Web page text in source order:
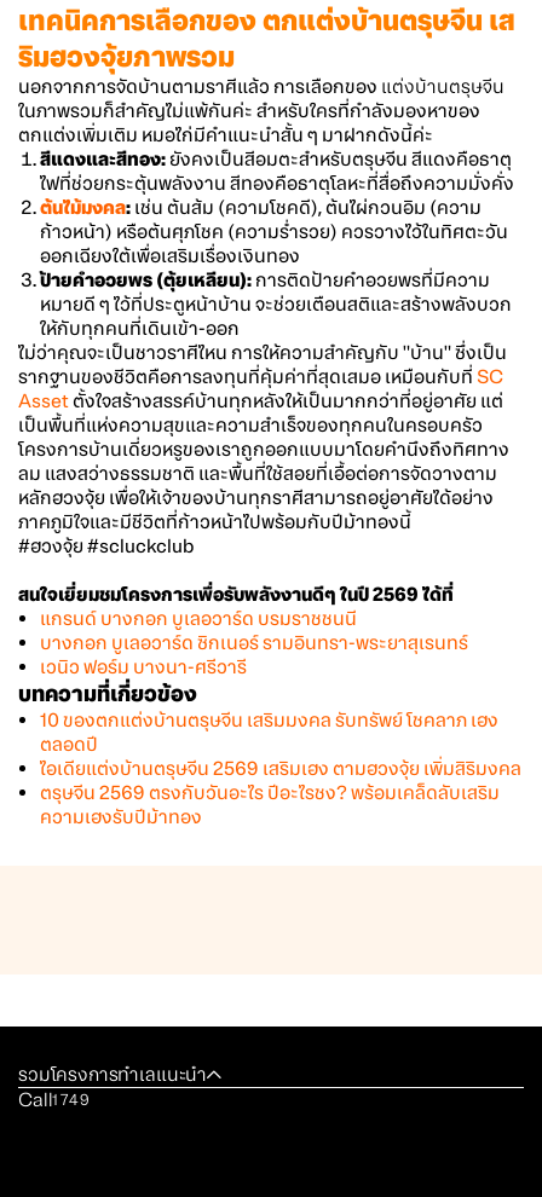
เทคนิคการเลือกของ ตกแต่งบ้านตรุษจีน เส
ริมฮวงจุ้ยภาพรวม
นอกจากการจัดบ้านตามราศีแล้ว การเลือกของ แต่งบ้านตรุษจีน
ในภาพรวมก็สำคัญไม่แพ้กันค่ะ สำหรับใครที่กำลังมองหาของ
ตกแต่งเพิ่มเติม หมอไก่มีคำแนะนำสั้น ๆ มาฝากดังนี้ค่ะ
สีแดงและสีทอง: ยังคงเป็นสีอมตะสำหรับตรุษจีน สีแดงคือธาตุ
ไฟที่ช่วยกระตุ้นพลังงาน สีทองคือธาตุโลหะที่สื่อถึงความมั่งคั่ง
ต้นไม้มงคล: เช่น ต้นส้ม (ความโชคดี), ต้นไผ่กวนอิม (ความ
ก้าวหน้า) หรือต้นศุภโชค (ความร่ำรวย) ควรวางไว้ในทิศตะวัน
ออกเฉียงใต้เพื่อเสริมเรื่องเงินทอง
ป้ายคำอวยพร (ตุ้ยเหลียน):การติดป้ายคำอวยพรที่มีความ
หมายดี ๆ ไว้ที่ประตูหน้าบ้าน จะช่วยเตือนสติและสร้างพลังบวก
ให้กับทุกคนที่เดินเข้า-ออก
ไม่ว่าคุณจะเป็นชาวราศีไหน การให้ความสำคัญกับ "บ้าน" ซึ่งเป็น
รากฐานของชีวิตคือการลงทุนที่คุ้มค่าที่สุดเสมอ เหมือนกับที่ SC
Asset ตั้งใจสร้างสรรค์บ้านทุกหลังให้เป็นมากกว่าที่อยู่อาศัย แต่
เป็นพื้นที่แห่งความสุขและความสำเร็จของทุกคนในครอบครัว
โครงการบ้านเดี่ยวหรูของเราถูกออกแบบมาโดยคำนึงถึงทิศทาง
ลม แสงสว่างธรรมชาติ และพื้นที่ใช้สอยที่เอื้อต่อการจัดวางตาม
หลักฮวงจุ้ย เพื่อให้เจ้าของบ้านทุกราศีสามารถอยู่อาศัยได้อย่าง
ภาคภูมิใจและมีชีวิตที่ก้าวหน้าไปพร้อมกับปีม้าทองนี้
#ฮวงจุ้ย #scluckclub
สนใจเยี่ยมชมโครงการเพื่อรับพลังงานดีๆ ในปี 2569 ได้ที่
แกรนด์ บางกอก บูเลอวาร์ด บรมราชชนนี
บางกอก บูเลอวาร์ด ซิกเนอร์ รามอินทรา-พระยาสุเรนทร์
เวนิว ฟอร์ม บางนา-ศรีวารี
บทความที่เกี่ยวข้อง
10 ของตกแต่งบ้านตรุษจีน เสริมมงคล รับทรัพย์ โชคลาภ เฮง
ตลอดปี
ไอเดียแต่งบ้านตรุษจีน 2569 เสริมเฮง ตามฮวงจุ้ย เพิ่มสิริมงคล
ตรุษจีน 2569 ตรงกับวันอะไร ปีอะไรชง? พร้อมเคล็ดลับเสริม
ความเฮงรับปีม้าทอง
รวมโครงการทำเลแนะนำ
Call1749